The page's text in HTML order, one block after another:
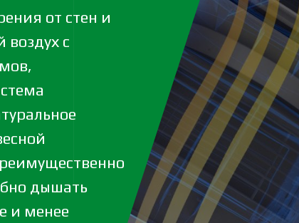
от стен и
воздух с
дышать
и менее